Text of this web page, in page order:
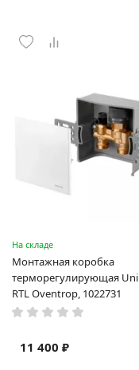
На складе
Монтажная коробка
терморегулирующая
RTL Oventrop, 1022731
11 400 ₽